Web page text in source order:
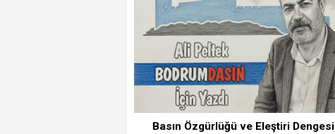
Basın Özgürlüğü ve Eleştiri Dengesi